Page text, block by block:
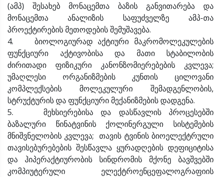
(ამპ) შესახებ მონაცემთა ბაზის განვითარება და
მონაცემთა ანალიზის საფუძველზე ამპ-თა
პროექტირების მეთოდების შემუშავება.
4. ბიოლოგიურად აქტიური მაკრომოლეკულების
ფუნქციური აქტივობისა და მათი სტაბილობის
ძირითადი ფიზიკური კანონზომიერებების კვლევა;
უმაღლესი ორგანიზმების კუნთის ცილოვანი
კომპლექსების მოლეკულური შემადგენლობის,
სტრუქტურის და ფუნქციური მექანიზმების დადგენა.
5. მეხსიერებისა და დასწავლის პროცესებში
ბაზალური წინატვინის ქოლინერგული სისტემების
მნიშვნელობის კვლევა; თავის ტვინის ბიოელექტრული
თავისებურებების შესწავლა ყურადღების დეფიციტისა
და ჰიპერაქტიურობის სინდრომის მქონე ბავშვებში
კომპიუტერული ელექტროენცეფალოგრაფიის